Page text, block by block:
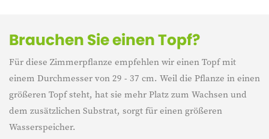
Brauchen Sie einen Topf?
Für diese Zimmerpflanze empfehlen wir einen Topf mit
einem Durchmesser von 29 - 37 cm. Weil die Pflanze in einen
größeren Topf steht, hat sie mehr Platz zum Wachsen und
dem zusätzlichen Substrat, sorgt für einen größeren
Wasserspeicher.